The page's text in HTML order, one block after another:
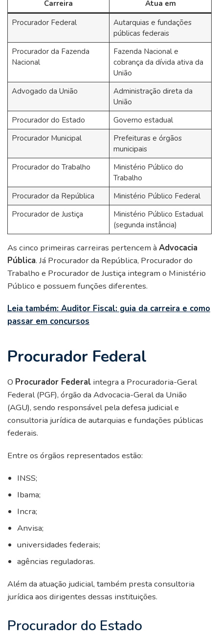
Carreira
Atua em
Procurador Federal
Autarquias e fundações
públicas federais
Procurador da Fazenda
Nacional
Fazenda Nacional e
cobrança da dívida ativa da
União
Advogado da União
Administração direta da
União
Procurador do Estado
Governo estadual
Procurador Municipal
Prefeituras e órgãos
municipais
Procurador do Trabalho
Ministério Público do
Trabalho
Procurador da República
Ministério Público Federal
Procurador de Justiça
Ministério Público Estadual
(segunda instância)
As cinco primeiras carreiras pertencem à Advocacia
Pública. Já Procurador da República, Procurador do
Trabalho e Procurador de Justiça integram o Ministério
Público e possuem funções diferentes.
Leia também: Auditor Fiscal: guia da carreira e como
passar em concursos
Procurador Federal
O Procurador Federal integra a Procuradoria-Geral
Federal (PGF), órgão da Advocacia-Geral da União
(AGU), sendo responsável pela defesa judicial e
consultoria jurídica de autarquias e fundações públicas
federais.
Entre os órgãos representados estão:
INSS;
Ibama;
Incra;
Anvisa;
universidades federais;
agências reguladoras.
Além da atuação judicial, também presta consultoria
jurídica aos dirigentes dessas instituições.
Procurador do Estado